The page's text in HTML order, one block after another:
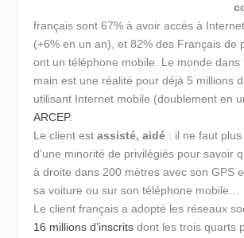
français sont 67% à avoir accès à
(+6% en un an), et 82% des Français de
ont un téléphone mobile. Le monde dans
main est une réalité pour déjà 5 millions
utilisant Internet mobile (doublement en
ARCEP.
Le client estassisté, aidé : il ne faut
d’une minorité de privilégiés pour savoir
à droite dans 200 mètres avec son GPS
sa voiture ou sur son téléphone mobile…
Le client français a adopté les réseaux
16 millions d’inscrits dont les trois quarts